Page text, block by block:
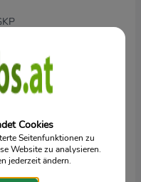
Ihres
(Teilzeit)
multiprofessionellen
Cookies
Seitenfunktionen zu
Website zu analysieren.
jederzeit ändern.